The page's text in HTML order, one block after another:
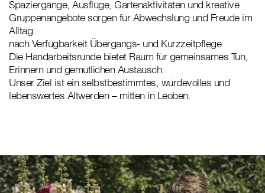
Spaziergänge, Ausflüge, Gartenaktivitäten und kreative
Gruppenangebote sorgen für Abwechslung und Freude im
Alltag.
nach Verfügbarkeit Übergangs- und Kurzzeitpflege
Die Handarbeitsrunde bietet Raum für gemeinsames Tun,
Erinnern und gemütlichen Austausch.
Unser Ziel ist ein selbstbestimmtes, würdevolles und
lebenswertes Altwerden – mitten in Leoben.